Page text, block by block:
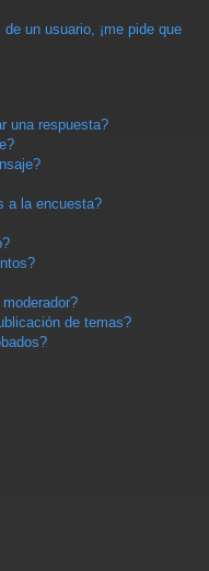
un usuario, ¡me pide que
una respuesta?
a la encuesta?
de temas?